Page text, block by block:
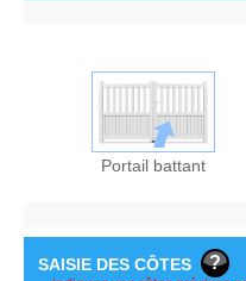
Portail battant
SAISIE DES CÔTES